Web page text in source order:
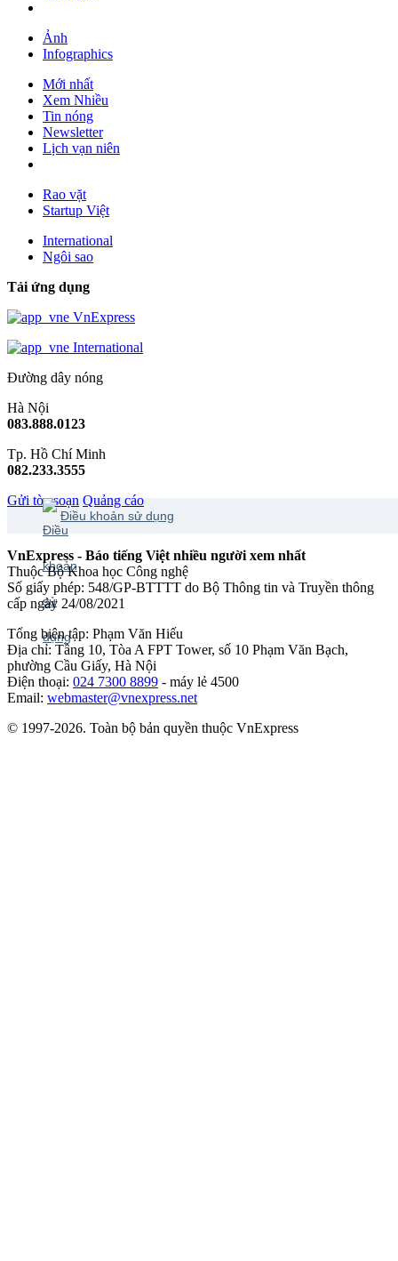
Ảnh
Infographics
Mới nhất
Xem Nhiều
Tin nóng
Newsletter
Lịch vạn niên
Rao vặt
Startup Việt
International
Ngôi sao
Tải ứng dụng
VnExpress
International
Đường dây nóng
Hà Nội
083.888.0123
Tp. Hồ Chí Minh
082.233.3555
Gửi tòa soạn Quảng cáo
Điều khoản sử dụng
VnExpress - Báo tiếng Việt nhiều người xem nhất
Thuộc Bộ Khoa học Công nghệ
Số giấy phép: 548/GP-BTTTT do Bộ Thông tin và Truyền thông
cấp ngày 24/08/2021
Tổng biên tập: Phạm Văn Hiếu
Địa chỉ: Tầng 10, Tòa A FPT Tower, số 10 Phạm Văn Bạch,
phường Cầu Giấy, Hà Nội
Điện thoại: 024 7300 8899 - máy lẻ 4500
Email: webmaster@vnexpress.net
© 1997-2026. Toàn bộ bản quyền thuộc VnExpress